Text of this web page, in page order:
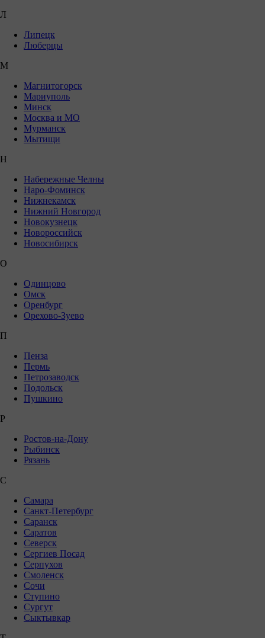
Л
Липецк
Люберцы
М
Магнитогорск
Мариуполь
Минск
Москва и МО
Мурманск
Мытищи
Н
Набережные Челны
Наро-Фоминск
Нижнекамск
Нижний Новгород
Новокузнецк
Новороссийск
Новосибирск
О
Одинцово
Омск
Оренбург
Орехово-Зуево
П
Пенза
Пермь
Петрозаводск
Подольск
Пушкино
Р
Ростов-на-Дону
Рыбинск
Рязань
С
Самара
Санкт-Петербург
Саранск
Саратов
Северск
Сергиев Посад
Серпухов
Смоленск
Сочи
Ступино
Сургут
Сыктывкар